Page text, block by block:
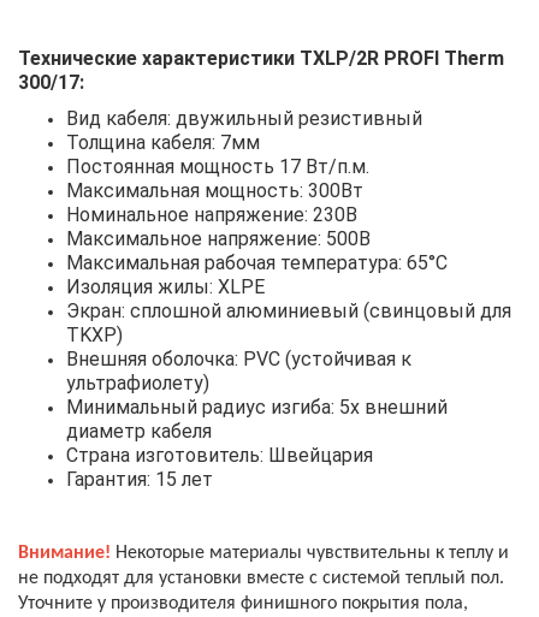
Технические характеристики TXLP/2R PROFI Therm
300/17:
Вид кабеля: двужильный резистивный
Толщина кабеля: 7мм
Постоянная мощность 17 Вт/п.м.
Максимальная мощность: 300Вт
Номинальное напряжение: 230В
Максимальное напряжение: 500В
Максимальная рабочая температура: 65°С
Изоляция жилы: XLPE
Экран: сплошной алюминиевый (свинцовый для
TKXP)
Внешняя оболочка: PVC (устойчивая к
ультрафиолету)
Минимальный радиус изгиба: 5x внешний
диаметр кабеля
Страна изготовитель: Швейцария
Гарантия: 15 лет
Внимание! Некоторые материалы чувствительны к теплу и
не подходят для установки вместе с системой теплый пол.
Уточните у производителя финишного покрытия пола,